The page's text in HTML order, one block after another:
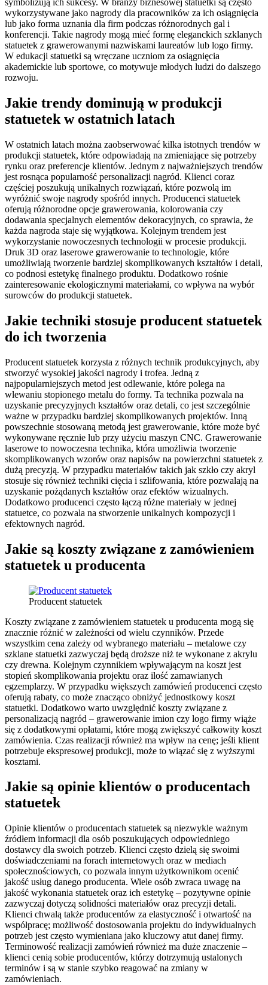
symbolizują ich sukcesy. W branży biznesowej statuetki są często
wykorzystywane jako nagrody dla pracowników za ich osiągnięcia
lub jako forma uznania dla firm podczas różnorodnych gal i
konferencji. Takie nagrody mogą mieć formę eleganckich szklanych
statuetek z grawerowanymi nazwiskami laureatów lub logo firmy.
W edukacji statuetki są wręczane uczniom za osiągnięcia
akademickie lub sportowe, co motywuje młodych ludzi do dalszego
rozwoju.
Jakie trendy dominują w produkcji
statuetek w ostatnich latach
W ostatnich latach można zaobserwować kilka istotnych trendów w
produkcji statuetek, które odpowiadają na zmieniające się potrzeby
rynku oraz preferencje klientów. Jednym z najważniejszych trendów
jest rosnąca popularność personalizacji nagród. Klienci coraz
częściej poszukują unikalnych rozwiązań, które pozwolą im
wyróżnić swoje nagrody spośród innych. Producenci statuetek
oferują różnorodne opcje grawerowania, kolorowania czy
dodawania specjalnych elementów dekoracyjnych, co sprawia, że
każda nagroda staje się wyjątkowa. Kolejnym trendem jest
wykorzystanie nowoczesnych technologii w procesie produkcji.
Druk 3D oraz laserowe grawerowanie to technologie, które
umożliwiają tworzenie bardziej skomplikowanych kształtów i detali,
co podnosi estetykę finalnego produktu. Dodatkowo rośnie
zainteresowanie ekologicznymi materiałami, co wpływa na wybór
surowców do produkcji statuetek.
Jakie techniki stosuje producent statuetek
do ich tworzenia
Producent statuetek korzysta z różnych technik produkcyjnych, aby
stworzyć wysokiej jakości nagrody i trofea. Jedną z
najpopularniejszych metod jest odlewanie, które polega na
wlewaniu stopionego metalu do formy. Ta technika pozwala na
uzyskanie precyzyjnych kształtów oraz detali, co jest szczególnie
ważne w przypadku bardziej skomplikowanych projektów. Inną
powszechnie stosowaną metodą jest grawerowanie, które może być
wykonywane ręcznie lub przy użyciu maszyn CNC. Grawerowanie
laserowe to nowoczesna technika, która umożliwia tworzenie
skomplikowanych wzorów oraz napisów na powierzchni statuetek z
dużą precyzją. W przypadku materiałów takich jak szkło czy akryl
stosuje się również techniki cięcia i szlifowania, które pozwalają na
uzyskanie pożądanych kształtów oraz efektów wizualnych.
Dodatkowo producenci często łączą różne materiały w jednej
statuetce, co pozwala na stworzenie unikalnych kompozycji i
efektownych nagród.
Jakie są koszty związane z zamówieniem
statuetek u producenta
Producent statuetek
Koszty związane z zamówieniem statuetek u producenta mogą się
znacznie różnić w zależności od wielu czynników. Przede
wszystkim cena zależy od wybranego materiału – metalowe czy
szklane statuetki zazwyczaj będą droższe niż te wykonane z akrylu
czy drewna. Kolejnym czynnikiem wpływającym na koszt jest
stopień skomplikowania projektu oraz ilość zamawianych
egzemplarzy. W przypadku większych zamówień producenci często
oferują rabaty, co może znacząco obniżyć jednostkowy koszt
statuetki. Dodatkowo warto uwzględnić koszty związane z
personalizacją nagród – grawerowanie imion czy logo firmy wiąże
się z dodatkowymi opłatami, które mogą zwiększyć całkowity koszt
zamówienia. Czas realizacji również ma wpływ na cenę; jeśli klient
potrzebuje ekspresowej produkcji, może to wiązać się z wyższymi
kosztami.
Jakie są opinie klientów o producentach
statuetek
Opinie klientów o producentach statuetek są niezwykle ważnym
źródłem informacji dla osób poszukujących odpowiedniego
dostawcy dla swoich potrzeb. Klienci często dzielą się swoimi
doświadczeniami na forach internetowych oraz w mediach
społecznościowych, co pozwala innym użytkownikom ocenić
jakość usług danego producenta. Wiele osób zwraca uwagę na
jakość wykonania statuetek oraz ich estetykę – pozytywne opinie
zazwyczaj dotyczą solidności materiałów oraz precyzji detali.
Klienci chwalą także producentów za elastyczność i otwartość na
współpracę; możliwość dostosowania projektu do indywidualnych
potrzeb jest często wymieniana jako kluczowy atut danej firmy.
Terminowość realizacji zamówień również ma duże znaczenie –
klienci cenią sobie producentów, którzy dotrzymują ustalonych
terminów i są w stanie szybko reagować na zmiany w
zamówieniach.